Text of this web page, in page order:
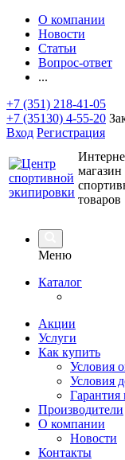
О компании
Новости
Статьи
Вопрос-ответ
...
+7 (351) 218-41-05
+7 (35130) 4-55-20
Вход Регистрация
магазин
товаров
Меню
Каталог
Акции
Услуги
Как купить
Условия
Условия
Гарантия
Производители
О компании
Новости
Контакты